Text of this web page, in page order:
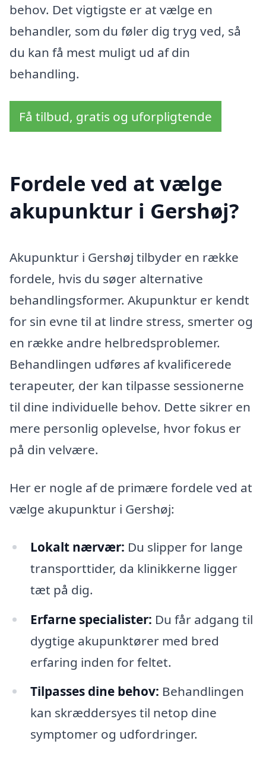
behov. Det vigtigste er at vælge en
behandler, som du føler dig tryg ved, så
du kan få mest muligt ud af din
behandling.
Få tilbud, gratis og uforpligtende
Fordele ved at vælge
akupunktur i Gershøj?
Akupunktur i Gershøj tilbyder en række
fordele, hvis du søger alternative
behandlingsformer. Akupunktur er kendt
for sin evne til at lindre stress, smerter og
en række andre helbredsproblemer.
Behandlingen udføres af kvalificerede
terapeuter, der kan tilpasse sessionerne
til dine individuelle behov. Dette sikrer en
mere personlig oplevelse, hvor fokus er
på din velvære.
Her er nogle af de primære fordele ved at
vælge akupunktur i Gershøj:
Lokalt nærvær: Du slipper for lange
transporttider, da klinikkerne ligger
tæt på dig.
Erfarne specialister: Du får adgang til
dygtige akupunktører med bred
erfaring inden for feltet.
Tilpasses dine behov: Behandlingen
kan skræddersyes til netop dine
symptomer og udfordringer.